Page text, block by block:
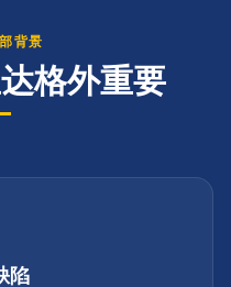
背景
格外重要
陷